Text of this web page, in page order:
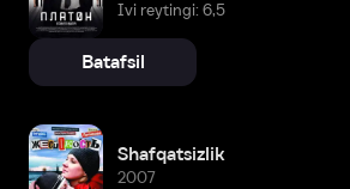
Ivi reytingi: 6,5
Batafsil
Shafqatsizlik
2007